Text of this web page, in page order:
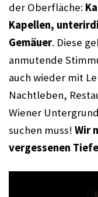
der Oberfläche:
Kapellen,
Gemäuer. Diese
anmutende
auch wieder mit
Nachtleben,
Wiener
suchen muss! Wir
vergessenen